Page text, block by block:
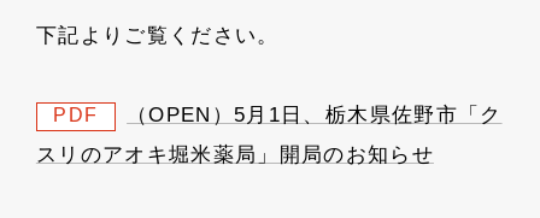
下記よりご覧ください。
PDF
（OPEN）5月1日、栃木県佐野市「ク
スリのアオキ堀米薬局」開局のお知らせ